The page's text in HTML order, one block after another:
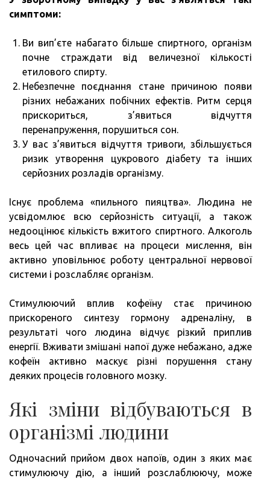
симптоми:
Ви вип’єте набагато більше спиртного, організм
почне страждати від величезної кількості
етилового спирту.
Небезпечне поєднання стане причиною появи
різних небажаних побічних ефектів. Ритм серця
прискориться, з’явиться відчуття
перенапруження, порушиться сон.
У вас з’явиться відчуття тривоги, збільшується
ризик утворення цукрового діабету та інших
серйозних розладів організму.
Існує проблема «пильного пияцтва». Людина не
усвідомлює всю серйозність ситуації, а також
недооцінює кількість вжитого спиртного. Алкоголь
весь цей час впливає на процеси мислення, він
активно уповільнює роботу центральної нервової
системи і розслабляє організм.
Стимулюючий вплив кофеїну стає причиною
прискореного синтезу гормону адреналіну, в
результаті чого людина відчує різкий приплив
енергії. Вживати змішані напої дуже небажано, адже
кофеїн активно маскує різні порушення стану
деяких процесів головного мозку.
Які зміни відбуваються в
організмі людини
Одночасний прийом двох напоїв, один з яких має
стимулюючу дію, а інший розслаблюючу, може